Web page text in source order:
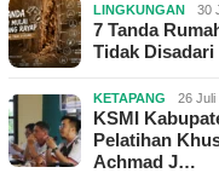
LINGKUNGAN 30
7 Tanda
Tidak Disadari
KETAPANG 26 Juli
KSMI
Pelatihan
Achmad J…